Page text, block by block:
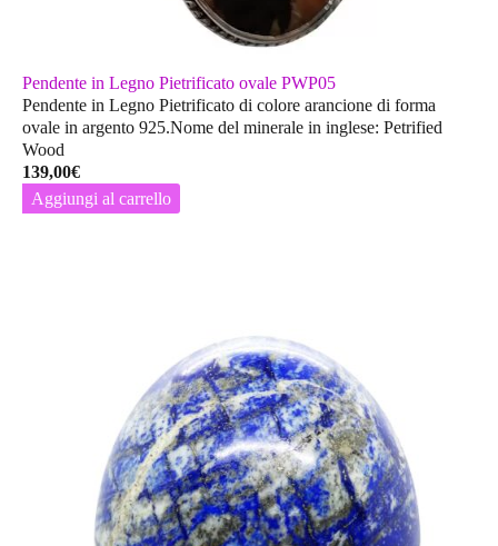
Pendente in Legno Pietrificato ovale PWP05
Pendente in Legno Pietrificato di colore arancione di forma
ovale in argento 925.Nome del minerale in inglese: Petrified
Wood
139,00€
Aggiungi al carrello